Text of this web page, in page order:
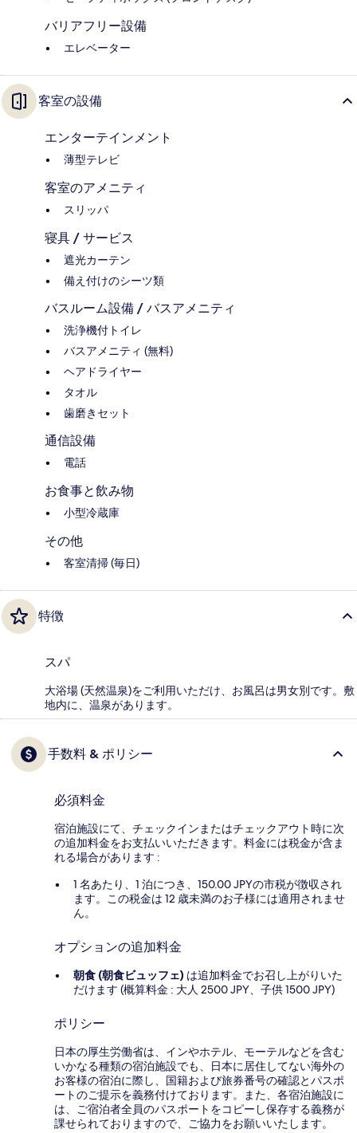
バリアフリー設備
エレベーター
客室の設備
エンターテインメント
薄型テレビ
客室のアメニティ
スリッパ
寝具 / サービス
遮光カーテン
備え付けのシーツ類
バスルーム設備 / バスアメニティ
洗浄機付トイレ
バスアメニティ (無料)
ヘアドライヤー
タオル
歯磨きセット
通信設備
電話
お食事と飲み物
小型冷蔵庫
その他
客室清掃 (毎日)
特徴
スパ
大浴場 (天然温泉)をご利用いただけ、お風呂は男女別です。敷
地内に、温泉があります。
手数料 & ポリシー
必須料金
宿泊施設にて、チェックインまたはチェックアウト時に次
の追加料金をお支払いいただきます。料金には税金が含ま
れる場合があります :
1 名あたり、1 泊につき、150.00 JPYの市税が徴収され
ます。この税金は 12 歳未満のお子様には適用されませ
ん。
オプションの追加料金
朝食 (朝食ビュッフェ) は追加料金でお召し上がりいた
だけます (概算料金 : 大人 2500 JPY、子供 1500 JPY)
ポリシー
日本の厚生労働省は、インやホテル、モーテルなどを含む
いかなる種類の宿泊施設でも、日本に​居住してない海外の
お客様の宿泊に際し、国籍および旅券番号の確認とパスポ
ートのご提示を義務付け​ております。また、各宿泊施設に
は、ご宿泊者全員のパスポートをコピーし保存する義務が
課せられておりますの​で、ご協力をお願いいたします。